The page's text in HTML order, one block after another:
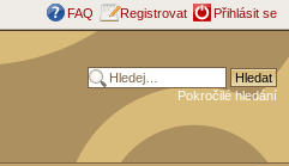
FAQ Registrovat Přihlásit se
Pokročilé hledání